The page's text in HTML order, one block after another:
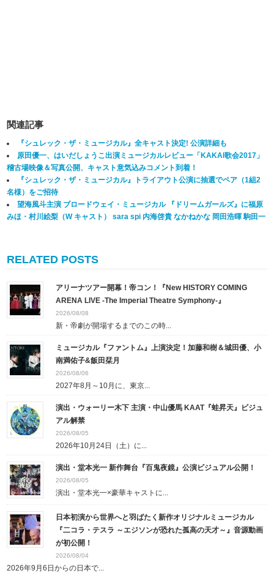
関連記事
『シュレック・ザ・ミュージカル』全キャスト決定! 公演詳細も
原田優一、はいだしょうこ出演ミュージカルレビュー「KAKAI歌会2017」
稽古場映像＆写真公開、キャスト意気込みコメント到着！
『シュレック・ザ・ミュージカル』トライアウト公演に抽選でペア（1組2
名様）をご招待
望海風斗主演 ブロードウェイ・ミュージカル 『ドリームガールズ』に福原
みほ・村川絵梨（W キャスト） sara spi 内海啓貴 なかねかな 岡田浩暉 駒田一
RELATED POSTS
アリーナツアー開幕！帝コン！『New HISTORY COMING
ARENA LIVE -The Imperial Theatre Symphony-』
2026/08/08
新・帝劇が開場するまでのこの時...
ミュージカル『ファントム』上演決定！加藤和樹＆城田優、小
南満佑子&飯田栞月
2026/08/06
2027年8月～10月に、東京...
演出・ウォーリー木下 主演・中山優馬 KAAT『蛙昇天』ビジュ
アル解禁
2026/08/05
2026年10月24日（土）に...
演出・堂本光一 新作舞台『百鬼夜鏡』公演ビジュアル公開！
2026/08/05
演出・堂本光一×豪華キャストに...
日本初演から世界へと羽ばたく新作オリジナルミュージカル
『二コラ・テスラ ～エジソンが恐れた孤高の天才～』音源動画
が初公開！
2026/08/04
2026年9月6日からの日本で...